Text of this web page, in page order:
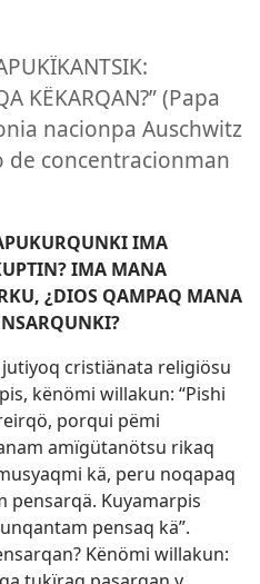
KËKARQAN?” (Papa
nacionpa Auschwitz
de concentracionman
IMA
IMA MANA
¿DIOS QAMPAQ MANA
cristiänata religiösu
kënömi willakun: “Pishi
porqui pëmi
amïgütanötsu rikaq
kä, peru noqapaq
pensarqä. Kuyamarpis
pensaq kä”.
Kënömi willakun: